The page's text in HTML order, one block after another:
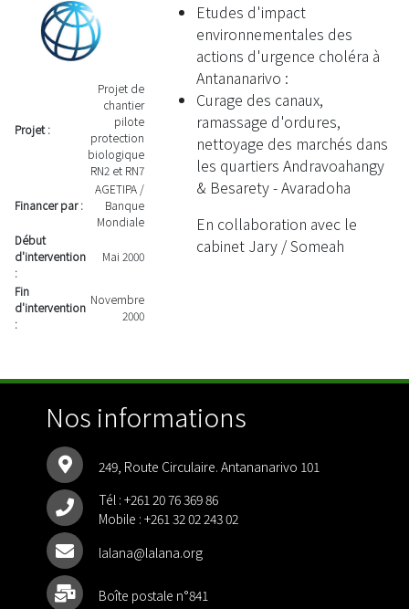
Projet :
Projet de
chantier
pilote
protection
biologique
RN2 et RN7
Financer par :
AGETIPA /
Banque
Mondiale
Début
d'intervention
:
Mai 2000
Fin
d'intervention
:
Novembre
2000
Etudes d'impact
environnementales des
actions d'urgence choléra à
Antananarivo :
Curage des canaux,
ramassage d'ordures,
nettoyage des marchés dans
les quartiers Andravoahangy
& Besarety - Avaradoha
En collaboration avec le
cabinet Jary / Someah
Nos informations
249, Route Circulaire. Antananarivo 101
Tél : +261 20 76 369 86
Mobile : +261 32 02 243 02
lalana@lalana.org
Boîte postale n°841